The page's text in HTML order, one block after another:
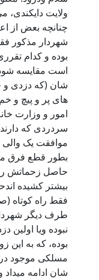
ولایت دایکندی،
چنانچه بعض از
شهردار مذکور
بوده و کدام
است مقایسه
شان (که دزدی و
های پر و پیچ و
امور و وزارت
سردردی که
موافقت یک والی
بطور قطع فرق
حاصل زحماتش
بیشتر کشیده
فقط راه کوتاه
طرف دیگر
نبوده ویا اولین
بوده، که به این
مسلکی موجود در
شان ادامه